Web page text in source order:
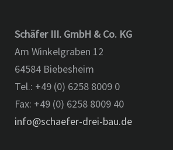
Schäfer III. GmbH & Co. KG
Am Winkelgraben 12
64584 Biebesheim
Tel.: +49 (0) 6258 8009 0
Fax: +49 (0) 6258 8009 40
info@schaefer-drei-bau.de